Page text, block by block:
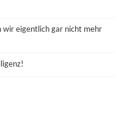
wir eigentlich gar nicht mehr